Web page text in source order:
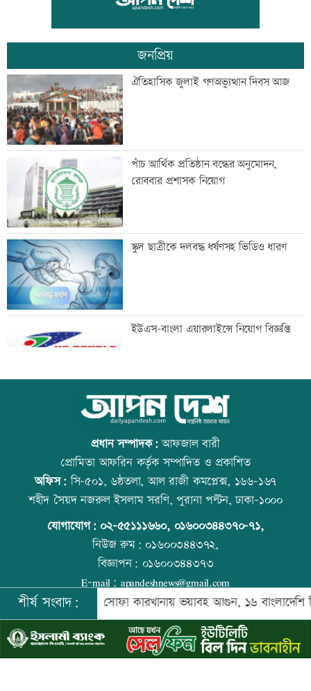
সীমান্তে ৭৮ লাখ টাকার মাদকসহ আটক ২
প্রধানমন্ত্রীর সভাপতিত্বে মন্ত্রিপরিষদের বৈঠক
চলছে
ধর্ষণসহ ভিডিও ধারণের দায়ে ২ জনের
মৃত্যুদণ্ড
চুপ্পুর বিরুদ্ধে ৫শ’ কোটি টাকা দুর্নীতির
অভিযোগ
নির্বাচন পদ্ধতি সংস্কার না করলে সহিংসতা
বাড়বে: এবি পার্টি
কার্যালয় দখল-পাল্টা দাবিতে ৩ কমিটির
লড়াই
প্রেমিকার সঙ্গে ঘুরতে গিয়ে প্রেমিক নিহত
হাম উপসর্গে আরও ৫ শিশুর মৃত্যু
জনপ্রিয়
ঐতিহাসিক জুলাই গণঅভ্যুত্থান দিবস আজ
পাঁচ আর্থিক প্রতিষ্ঠান বন্ধের অনুমোদন,
রোববার প্রশাসক নিয়োগ
স্কুল ছাত্রীকে দলবদ্ধ ধর্ষণসহ ভিডিও ধারণ
ইউএস-বাংলা এয়ারলাইন্সে নিয়োগ বিজ্ঞপ্তি
কাঁচা মরিচের দাম কমলেও ডিমের দাম
আজ স্বর্ণ-রুপা যে দামে বিক্রি হচ্ছে
ট্রেনের ধাক্কায় শিক্ষার্থীসহ নিহত ৪
আজ দেশে স্বর্ণের দাম বাড়ল নাকি কমলো
প্রধান সম্পাদক:আফজাল বারী
প্রোমিতা আফরিন কর্তৃক সম্পাদিত ও প্রকাশিত
অফিস:সি-৫০১, ৬ষ্ঠতলা, আল রাজী কমপ্লেক্স, ১৬৬-১৬৭
শহীদ সৈয়দ নজরুল ইসলাম সরণি, পুরানা পল্টন, ঢাকা-১০০০
যোগাযোগ: ০২-৫৫১১১৬৬০, ০১৬০০৩৪৪৩৭০-৭১,
নিউজ রুম:০১৬০০৩৪৪৩৭২,
বিজ্ঞাপন: ০১৬০০৩৪৪৩৭৩
E-mail: apandeshnews@gmail.com
©২০২৬ |আপন দেশ ডটকমকর্তৃক সর্বসত্ব ® সংরক্ষিত | উন্নয়নে
ইমিথমেকারস.কম
শীর্ষ সংবাদ:
সৌদিতে সোফা কারখানায় ভয়াবহ আগুন, ১৬ বাংলাদেশি নিহত